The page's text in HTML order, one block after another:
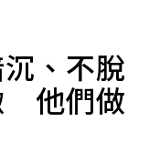
、不脫
他們做